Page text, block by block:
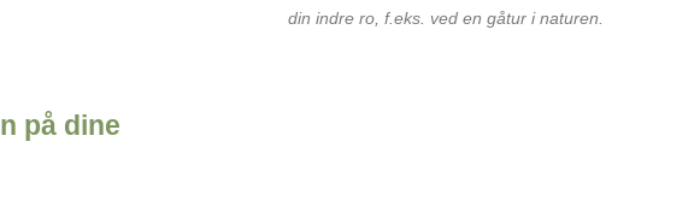
på dine
din indre ro, f.eks. ved en gåtur i naturen.